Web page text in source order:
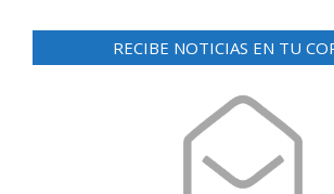
RECIBE NOTICIAS EN TU